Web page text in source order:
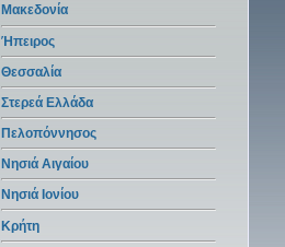
Μακεδονία
Ήπειρος
Θεσσαλία
Στερεά Ελλάδα
Πελοπόννησος
Νησιά Αιγαίου
Νησιά Ιονίου
Κρήτη